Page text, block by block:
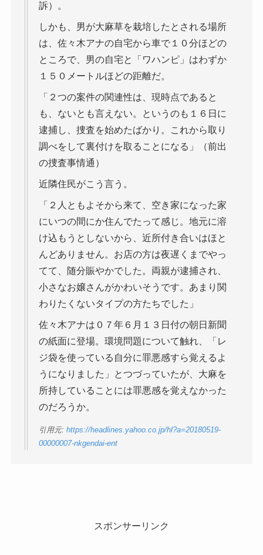
訴）。
しかも、男が大麻草を栽培したとされる場所
は、佐々木アナの自宅から車で１０分ほどの
ところで、男の自宅と「ワハンピ」はわずか
１５０メートルほどの距離だ。
「２つの案件の関連性は、現時点であると
も、ないとも言えない。というのも１６日に
逮捕し、捜査を始めたばかり。これから取り
調べをして裏付けを取ることになる」（前出
の捜査事情通）
近隣住民がこう言う。
「２人ともよそから来て、空き家になった家
にいつの間にか住んでたって感じ。地元に溶
け込もうとしないから、近所付き合いはほと
んどありません。お店の方は夜遅くまでやっ
てて、随分賑やかでした。両親が逮捕され、
小さなお嬢さんがかわいそうです。あまり関
わりたくないタイプの方たちでした」
佐々木アナは０７年６月１３日付の朝日新聞
の紙面に登場。環境問題について触れ、「レ
ジ袋を使っている自分に罪悪感すら覚えるよ
うになりました」とつづっていたが、大麻を
所持していることには罪悪感を覚えなかった
のだろうか。
引用元: https://headlines.yahoo.co.jp/hl?a=20180519-
00000007-nkgendai-ent
スポンサーリンク